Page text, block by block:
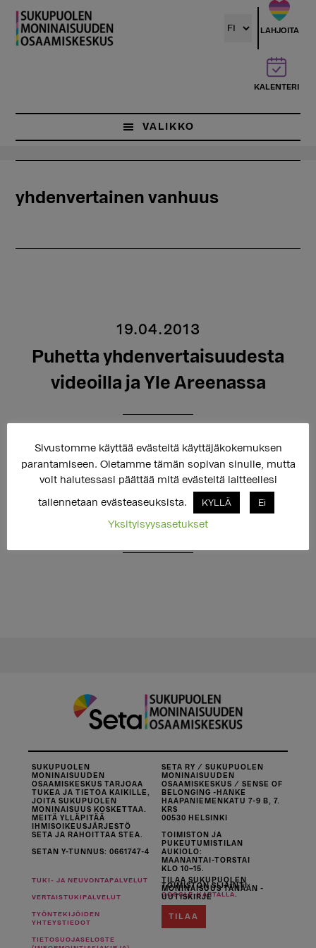
Hyppää
pääsisältöön
LAHJOITA
KALENTERI
VALIKKO
yhdenvertainen vanhuus
19.04.2013
Puhetta yhdenvertaisuudesta
videoilla ja Yle Areenassa
Katso Yle Areenasta translakia ja pakkosterilisaatiota
käsittelevä ohjelma ja Youtubesta Mika Venholan
puheenvuoro intersukupuolisuudesta sekä
Transtukipisteen Hannan ja Maaritin keskustelua
ikäihmisten huomioimisesta palveluissa.
SUKUPUOLEN
MONINAISUUDEN
OSAAMISKESKUS TARJOAA
TUKEA JA TIETOA KAIKILLE,
JOITA SUKUPUOLEN
MONINAISUUS KOSKETTAA.
MEITÄ YLLÄPITÄÄ
IHMISOIKEUSJÄRJESTÖ
SETA JA RAHOITTAA STEA.
SETAN Y-TUNNUS: 0661747-4
SETA RY / SUKUPUOLEN
MONINAISUUDEN
OSAAMISKESKUS / SENSE OF
BELONGING -HANKE
HAAPANIEMENKATU 7-9 B, 7.
KRS
00530 HELSINKI
TOIMISTON JA
PUKEUTUMISTILAN
AUKIOLO:
MAANANTAI-TORSTAI
KLO 10–15.
TOIMISTON SIJAINTI
GOOGLE-KARTALLA
TUKI- JA NEUVONTAPALVELUT
VERTAISTUKIPALVELUT
TYÖNTEKIJÖIDEN
YHTEYSTIEDOT
TIETOSUOJASELOSTE
TILAA SUKUPUOLEN
MONINAISUUS TÄNÄÄN -
UUTISKIRJE
TILAA
Sivustomme käyttää evästeitä käyttäjäkokemuksen
parantamiseen. Oletamme tämän sopivan sinulle, mutta
voit halutessasi päättää mitä evästeitä laitteellesi
tallennetaan evästeaseuksista. KYLLÄ Ei
Yksityisyysasetukset